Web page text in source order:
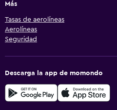
Más
Tasas de aerolíneas
Aerolíneas
Seguridad
Descarga la app de momondo